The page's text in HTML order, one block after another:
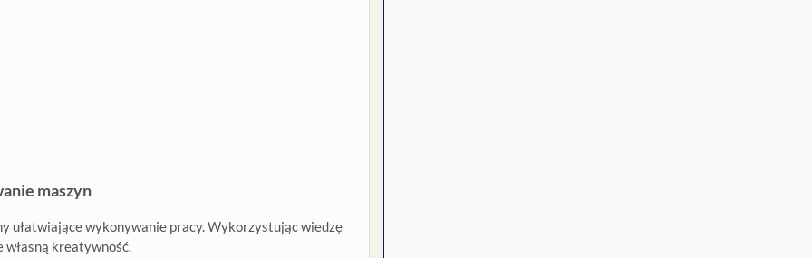
maszyn
ułatwiające wykonywanie pracy. Wykorzystując wiedzę
kreatywność.